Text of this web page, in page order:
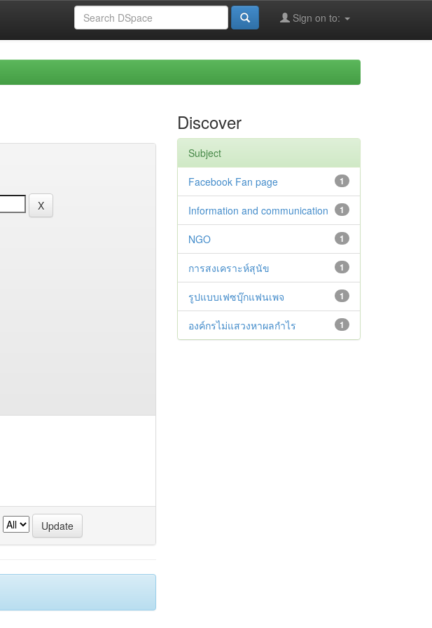
Sign on to:
Discover
Subject
1
Facebook Fan page
1
Information and communication
1
NGO
1
การสงเคราะห์สุนัข
1
รูปแบบเฟซบุ๊กแฟนเพจ
1
องค์กรไม่แสวงหาผลกำไร